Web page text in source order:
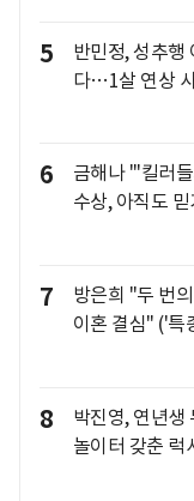
5
반민정, 성추행
다…1살 연상
6
금해나 "'킬러
수상, 아직도
7
방은희 "두 번
이혼 결심" ('특
8
박진영, 연년생
놀이터 갖춘